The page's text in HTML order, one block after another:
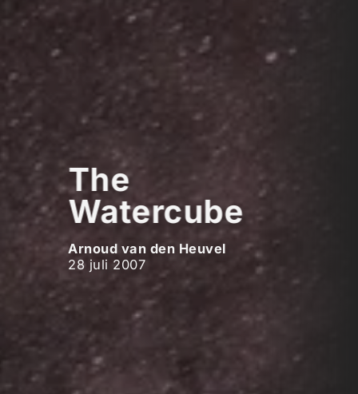
The
Watercube
Arnoud van den Heuvel
28 juli 2007